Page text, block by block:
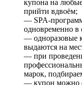
купона на
прийти вдвоём;
— SPA-
одновременно
— одноразовые
выдаются на
— при
марок,
— купон можно